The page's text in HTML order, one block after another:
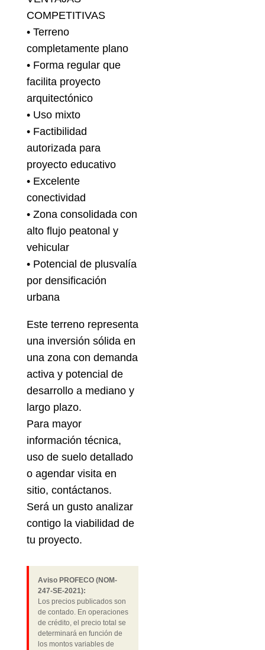
COMPETITIVAS
• Terreno
completamente plano
• Forma regular que
facilita proyecto
arquitectónico
• Uso mixto
• Factibilidad
autorizada para
proyecto educativo
• Excelente
conectividad
• Zona consolidada con
alto flujo peatonal y
vehicular
• Potencial de plusvalía
por densificación
urbana
Este terreno representa
una inversión sólida en
una zona con demanda
activa y potencial de
desarrollo a mediano y
largo plazo.
Para mayor
información técnica,
uso de suelo detallado
o agendar visita en
sitio, contáctanos.
Será un gusto analizar
contigo la viabilidad de
tu proyecto.
Aviso PROFECO (NOM-
247-SE-2021):
Los precios publicados son
de contado. En operaciones
de crédito, el precio total se
determinará en función de
los montos variables de